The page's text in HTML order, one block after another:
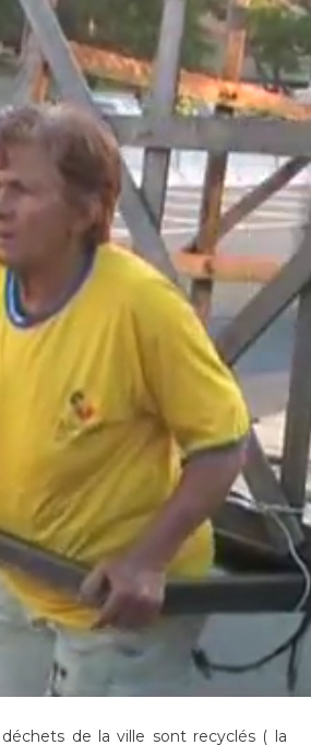
de la ville sont recyclés ( la